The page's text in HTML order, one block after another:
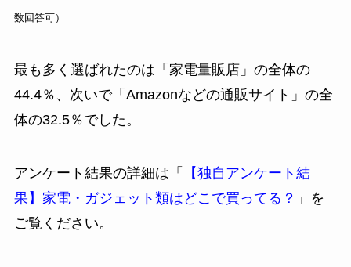
数回答可）
最も多く選ばれたのは「家電量販店」の全体の
44.4％、次いで「Amazonなどの通販サイト」の全
体の32.5％でした。
アンケート結果の詳細は「
【独自アンケート結
果】家電・ガジェット類はどこで買ってる？ 」を
ご覧ください。